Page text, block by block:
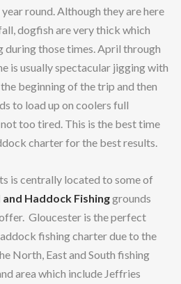
round. Although they are here
dogfish are very thick which
those times. April through
is usually spectacular jigging with
beginning of the trip and then
to load up on coolers full
too tired. This is the best time
charter for the best results.
is centrally located to some of
and Haddock Fishinggrounds
Gloucester is the perfect
fishing charter due to the
North, East and South fishing
area which include Jeffries